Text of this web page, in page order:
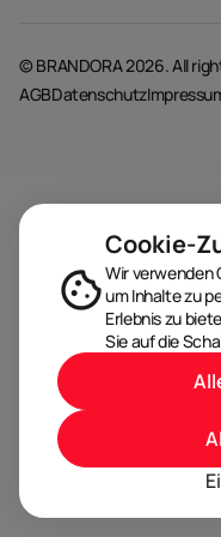
© BRANDORA 2026. All
AGBDatenschutz
Cookie-
Wir verwenden
um Inhalte zu
Erlebnis zu
Sie auf die